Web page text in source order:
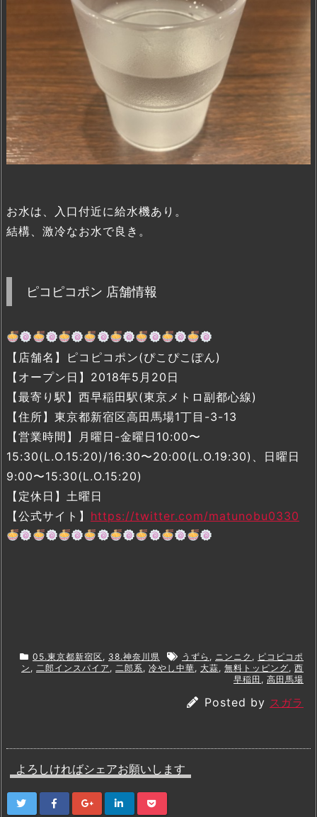
お水は、入口付近に給水機あり。
結構、激冷なお水で良き。
ピコピコポン 店舗情報
【店舗名】ピコピコポン(ぴこぴこぽん)
【オープン日】2018年5月20日
【最寄り駅】西早稲田駅(東京メトロ副都心線)
【住所】東京都新宿区高田馬場1丁目-3-13
【営業時間】月曜日-金曜日10:00〜
15:30(L.O.15:20)/16:30〜20:00(L.O.19:30)、日曜日
9:00〜15:30(L.O.15:20)
【定休日】土曜日
【公式サイト】 https://twitter.com/matunobu0330
05.東京都新宿区, 38.神奈川県 うずら , ニンニク , ピコピコポ
ン , 二郎インスパイア , 二郎系 , 冷やし中華, 大蒜, 無料トッピング, 西
早稲田 , 高田馬場
Posted by スガラ
よろしければシェアお願いします